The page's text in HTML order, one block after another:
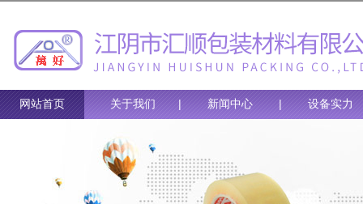
网站首页 关于我们 | 新闻中心 | 设备实力